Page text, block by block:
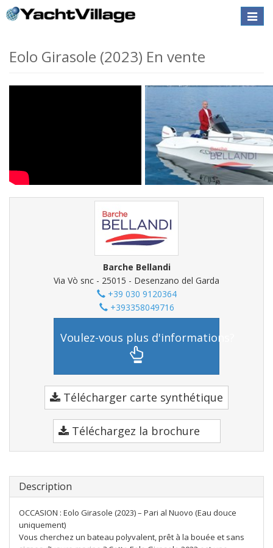
Toggle
Eolo Girasole (2023) En vente
Barche Bellandi
Via Vò snc - 25015 - Desenzano del Garda
+39 030 9120364
+393358049716
Voulez-vous plus d'informations?
Télécharger carte synthétique
Téléchargez la brochure
Description
OCCASION : Eolo Girasole (2023) – Pari al Nuovo (Eau douce
uniquement)
Vous cherchez un bateau polyvalent, prêt à la bouée et sans